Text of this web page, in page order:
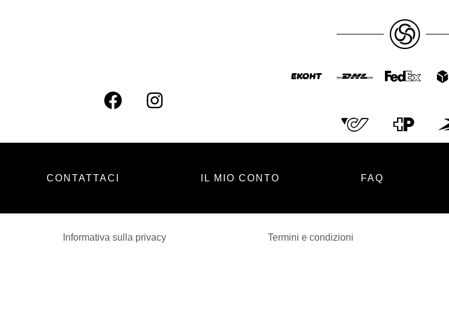
CONTATTACI IL MIO CONTO FAQ
Informativa sulla privacy Termini e condizioni